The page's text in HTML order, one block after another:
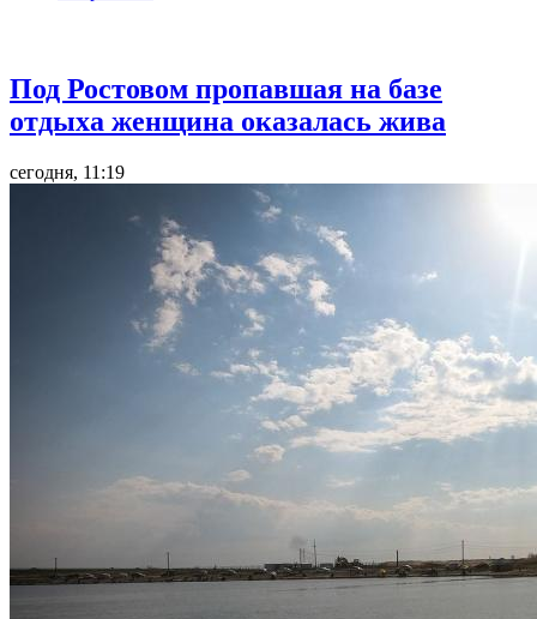
Под Ростовом пропавшая на базе
отдыха женщина оказалась жива
сегодня, 11:19